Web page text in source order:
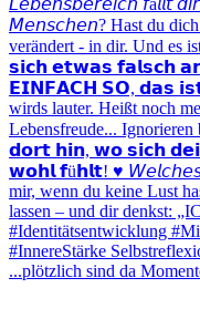
...plötzlich sind da